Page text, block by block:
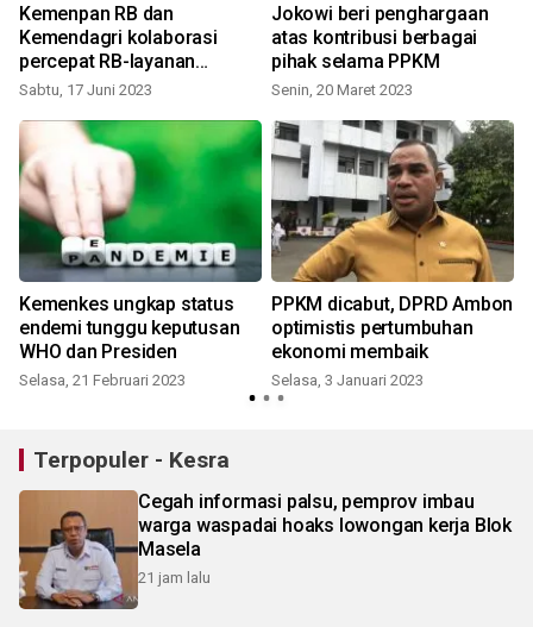
Kemenpan RB dan
Kemendagri kolaborasi
percepat RB-layanan
kepegawaian
Sabtu, 17 Juni 2023
Jokowi beri penghargaan
atas kontribusi berbagai
pihak selama PPKM
Senin, 20 Maret 2023
Kemenkes ungkap status
endemi tunggu keputusan
WHO dan Presiden
Selasa, 21 Februari 2023
PPKM dicabut, DPRD Ambon
optimistis pertumbuhan
ekonomi membaik
Selasa, 3 Januari 2023
Terpopuler - Kesra
Cegah informasi palsu, pemprov imbau
warga waspadai hoaks lowongan kerja Blok
Masela
21 jam lalu